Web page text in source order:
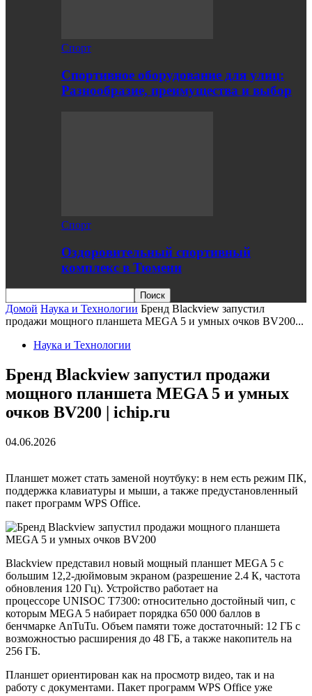
Спорт
Спортивное оборудование для улиц:
Разнообразие, преимущества и выбор
Спорт
Оздоровительный спортивный
комплекс в Тюмени
Домой Наука и Технологии Бренд Blackview запустил
продажи мощного планшета MEGA 5 и умных очков BV200...
Наука и Технологии
Бренд Blackview запустил продажи
мощного планшета MEGA 5 и умных
очков BV200 | ichip.ru
04.06.2026
Планшет может стать заменой ноутбуку: в нем есть режим ПК,
поддержка клавиатуры и мыши, а также предустановленный
пакет программ WPS Office.
Blackview представил новый мощный планшет MEGA 5 с
большим 12,2-дюймовым экраном (разрешение 2.4 К, частота
обновления 120 Гц). Устройство работает на
процессоре UNISOC T7300: относительно достойный чип, с
которым MEGA 5 набирает порядка 650 000 баллов в
бенчмарке AnTuTu. Объем памяти тоже достаточный: 12 ГБ с
возможностью расширения до 48 ГБ, а также накопитель на
256 ГБ.
Планшет ориентирован как на просмотр видео, так и на
работу с документами. Пакет программ WPS Office уже